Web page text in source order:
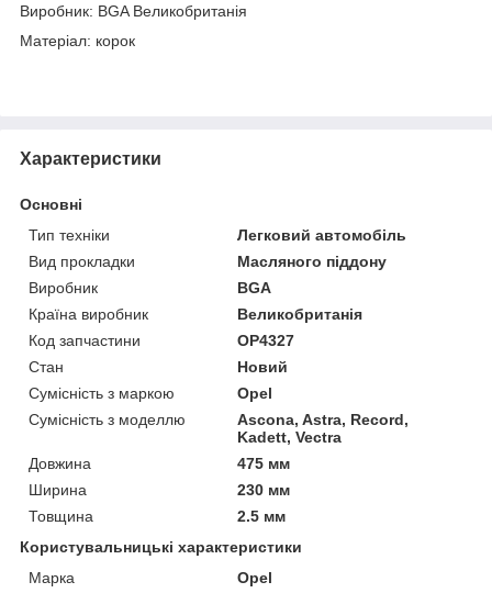
Виробник: BGA Великобританія
Матеріал: корок
Характеристики
Основні
Тип техніки
Легковий автомобіль
Вид прокладки
Масляного піддону
Виробник
BGA
Країна виробник
Великобританія
Код запчастини
OP4327
Стан
Новий
Сумісність з маркою
Opel
Сумісність з моделлю
Ascona, Astra, Record,
Kadett, Vectra
Довжина
475 мм
Ширина
230 мм
Товщина
2.5 мм
Користувальницькі характеристики
Марка
Opel